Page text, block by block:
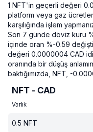
1 NFT'in geçerli değeri
platform veya gaz
karşılığında işlem
Son 7 günde döviz kuru
içinde oran %-0.59
değeri 0.0000004 CAD
oranında bir düşüş
baktığımızda, NFT, -
NFT - CAD
Varlık
0.5 NFT